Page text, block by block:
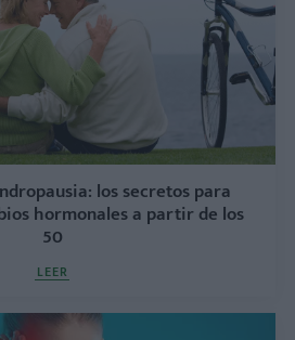
los secretos para
hormonales a partir de los
50
LEER